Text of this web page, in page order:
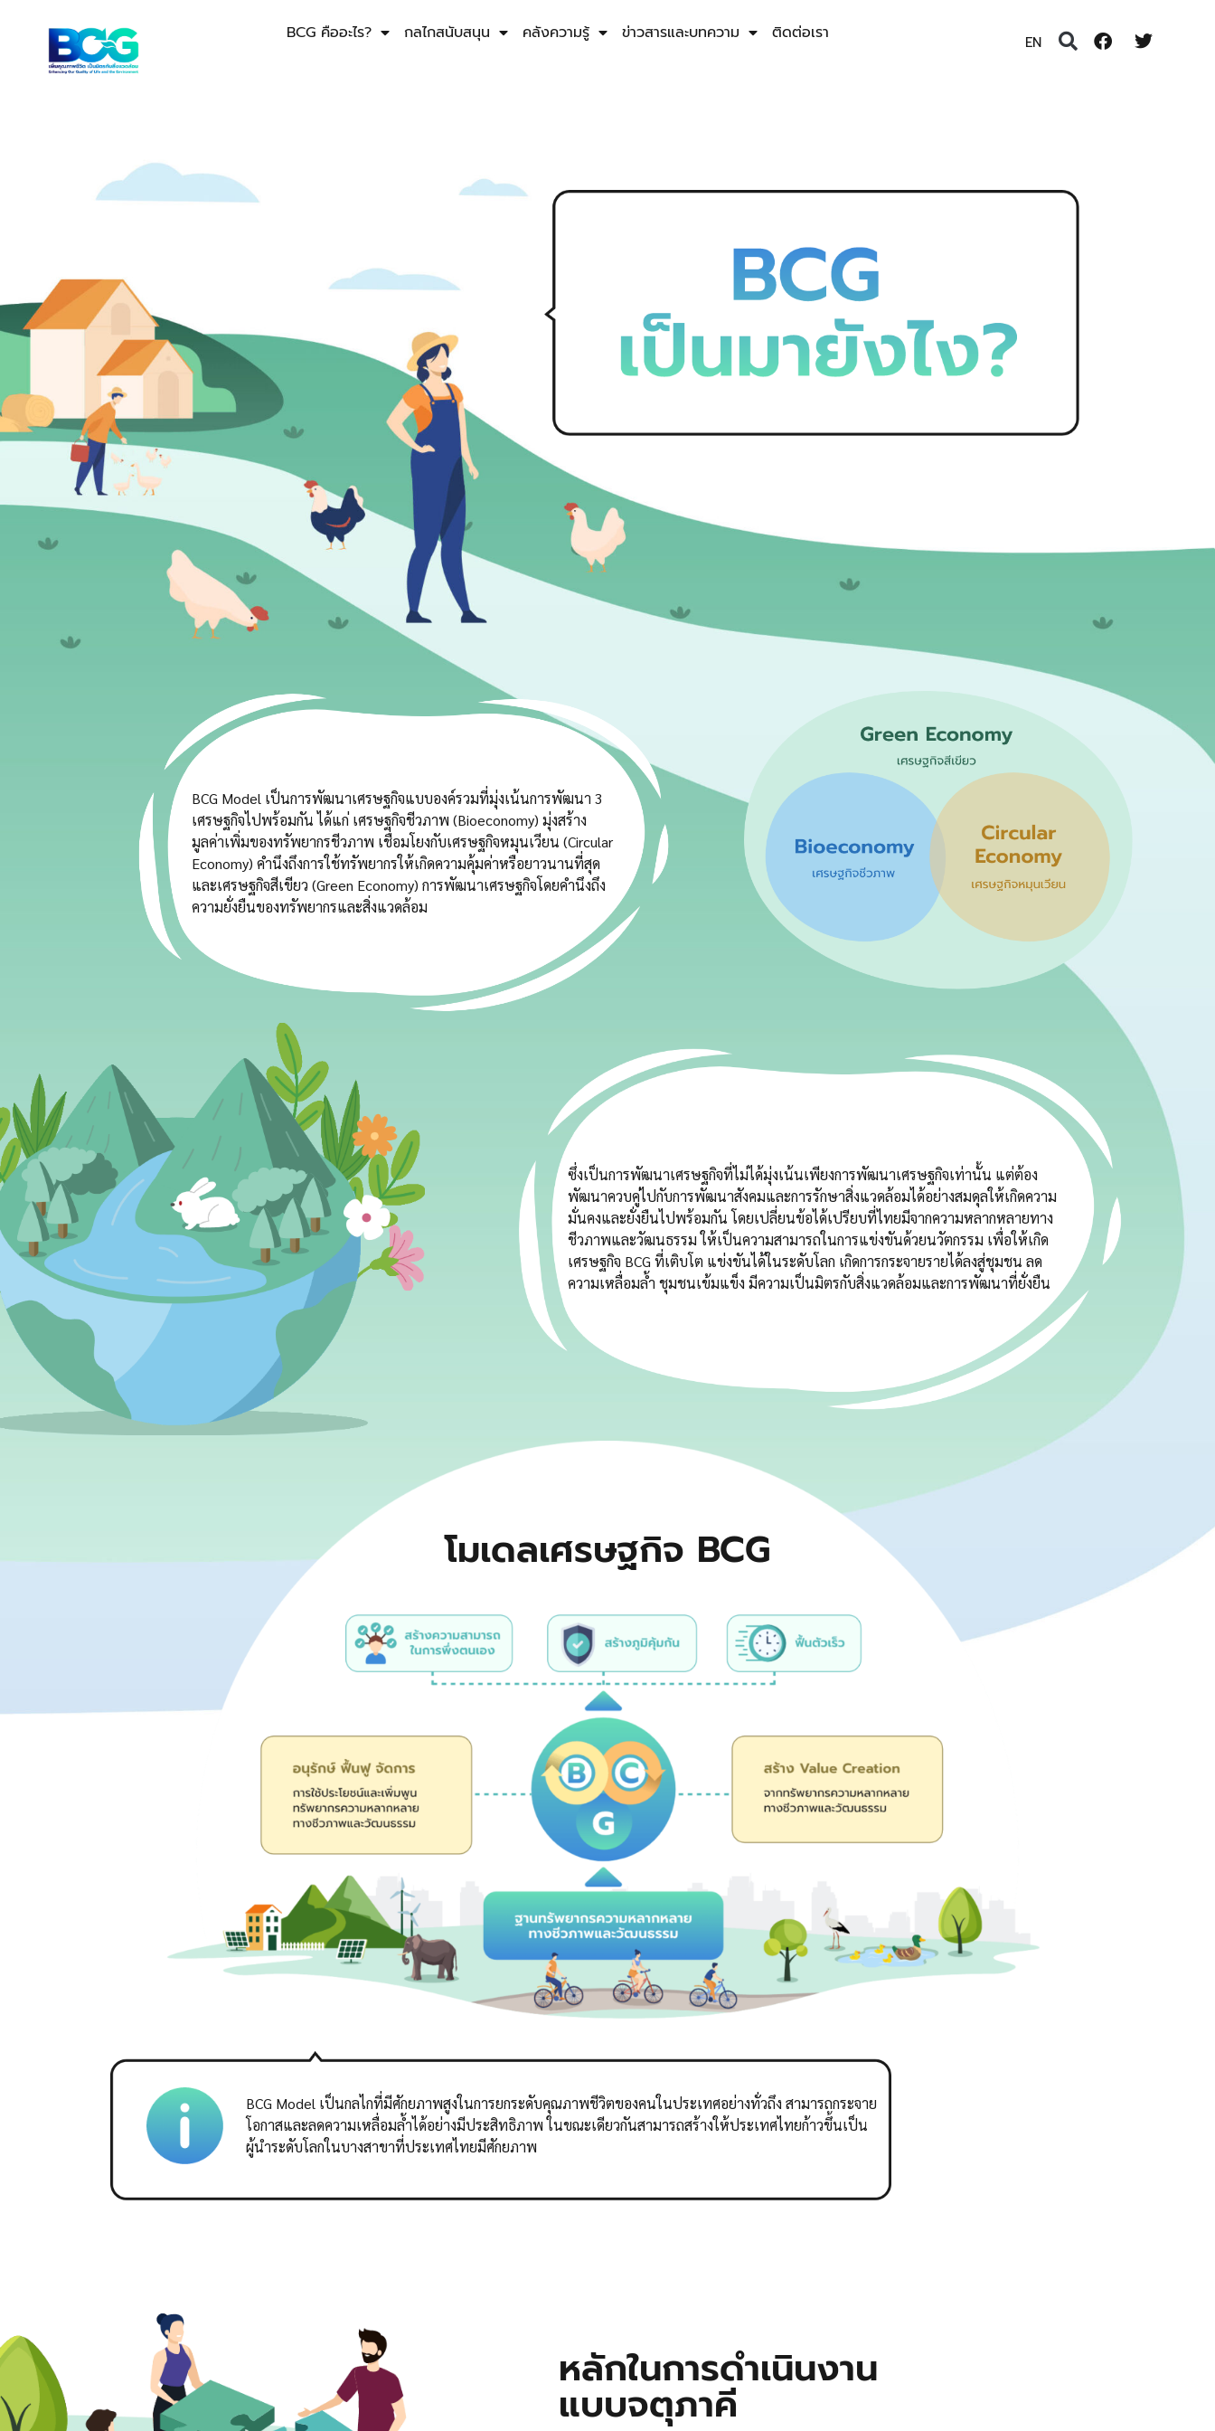
BCG คืออะไร? กลไกสนับสนุน คลังความรู้ ข่าวสารและบทความ ติดต่อเรา EN
BCG Model เป็นการพัฒนาเศรษฐกิจแบบองค์รวมที่มุ่งเน้นการพัฒนา 3
เศรษฐกิจไปพร้อมกัน ได้แก่ เศรษฐกิจชีวภาพ (Bioeconomy) มุ่งสร้าง
มูลค่าเพิ่มของทรัพยากรชีวภาพ เชื่อมโยงกับเศรษฐกิจหมุนเวียน (Circular
Economy) คำนึงถึงการใช้ทรัพยากรให้เกิดความคุ้มค่าหรือยาวนานที่สุด
และเศรษฐกิจสีเขียว (Green Economy) การพัฒนาเศรษฐกิจโดยคำนึงถึง
ความยั่งยืนของทรัพยากรและสิ่งแวดล้อม
ซึ่งเป็นการพัฒนาเศรษฐกิจที่ไม่ได้มุ่งเน้นเพียงการพัฒนาเศรษฐกิจเท่านั้น แต่ต้อง
พัฒนาควบคู่ไปกับการพัฒนาสังคมและการรักษาสิ่งแวดล้อมได้อย่างสมดุลให้เกิดความ
มั่นคงและยั่งยืนไปพร้อมกัน โดยเปลี่ยนข้อได้เปรียบที่ไทยมีจากความหลากหลายทาง
ชีวภาพและวัฒนธรรม ให้เป็นความสามารถในการแข่งขันด้วยนวัตกรรม เพื่อให้เกิด
เศรษฐกิจ BCG ที่เติบโต แข่งขันได้ในระดับโลก เกิดการกระจายรายได้ลงสู่ชุมชน ลด
ความเหลื่อมล้ำ ชุมชนเข้มแข็ง มีความเป็นมิตรกับสิ่งแวดล้อมและการพัฒนาที่ยั่งยืน
โมเดลเศรษฐกิจ BCG
BCG Model เป็นกลไกที่มีศักยภาพสูงในการยกระดับคุณภาพชีวิตของคนในประเทศอย่างทั่วถึง สามารถกระจาย
โอกาสและลดความเหลื่อมล้ำได้อย่างมีประสิทธิภาพ ในขณะเดียวกันสามารถสร้างให้ประเทศไทยก้าวขึ้นเป็น
ผู้นำระดับโลกในบางสาขาที่ประเทศไทยมีศักยภาพ
หลักในการดำเนินงาน
แบบจตุภาคี